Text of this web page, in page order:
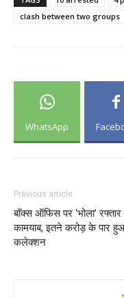
clash between two groups
WhatsApp
Previous article
बॉक्स ऑफिस पर ‘भोला’
कामयाब, इतने करोड़ के पार
कलेक्शन